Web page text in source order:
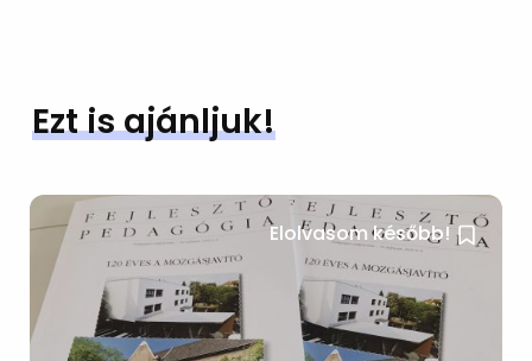
Ezt is ajánljuk!
Elolvasom később!